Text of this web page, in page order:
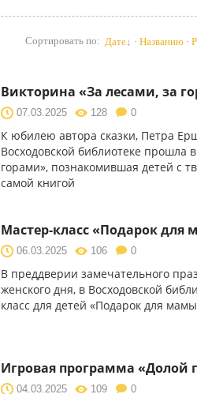
Сортировать по: Дате · Названию ·
Викторина «За лесами, за
07.03.2025 128 0
К юбилею автора сказки, Петра
Восходовской библиотеке прошла
горами», познакомившая детей с
самой книгой
Мастер-класс «Подарок для
06.03.2025 106 0
В преддверии замечательного
женского дня, в Восходовской
класс для детей «Подарок для
Игровая программа «Долой
04.03.2025 109 0